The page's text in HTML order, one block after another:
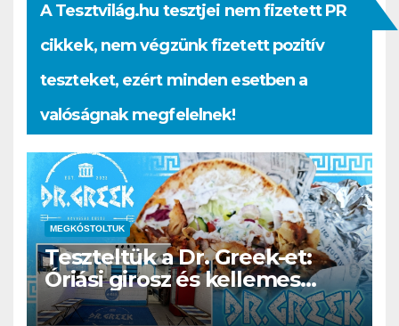
A Tesztvilág.hu tesztjei nem fizetett PR
cikkek, nem végzünk fizetett pozitív
teszteket, ezért minden esetben a
valóságnak megfelelnek!
MEGKÓSTOLTUK
Teszteltük a Dr. Greek-et:
Óriási girosz és kellemes
kerthelyiség Csepel szívében